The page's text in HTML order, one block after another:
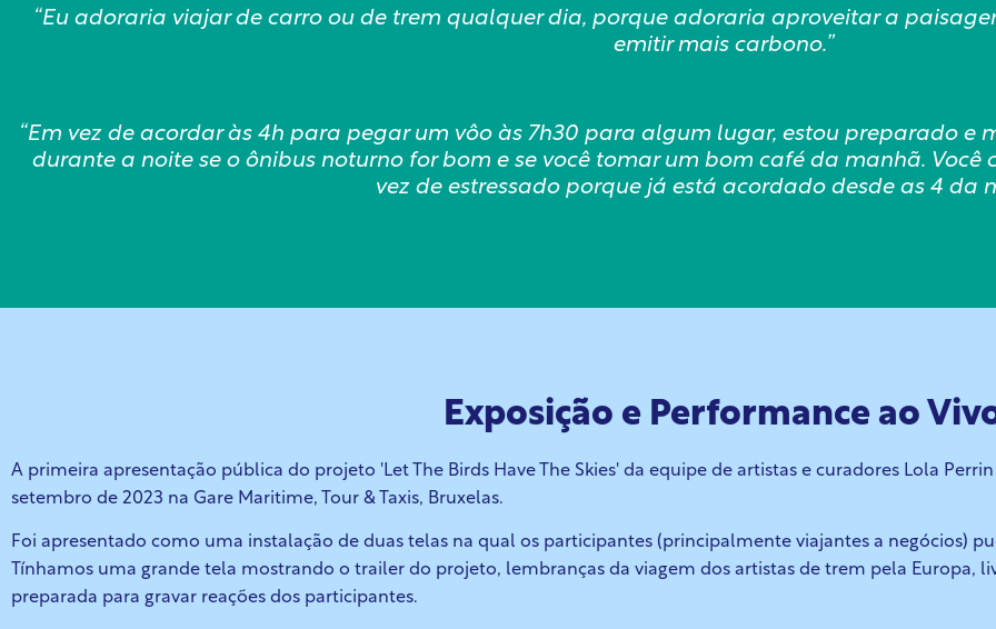
“Eu adoraria viajar de carro ou de trem qualquer dia, porque adoraria aproveitar a
emitir mais carbono.”
“Em vez de acordar às 4h para pegar um vôo às 7h30 para algum lugar, estou preparado e
durante a noite se o ônibus noturno for bom e se você tomar um bom café da manhã.
vez de estressado porque já está acordado desde as 4 da
Exposição e Performance ao
A primeira apresentação pública do projeto 'Let The Birds Have The Skies' da equipe de artistas e curadores Lola
setembro de 2023 na Gare Maritime, Tour & Taxis, Bruxelas.
Foi apresentado como uma instalação de duas telas na qual os participantes (principalmente viajantes a negócios)
Tínhamos uma grande tela mostrando o trailer do projeto, lembranças da viagem dos artistas de trem pela Europa,
preparada para gravar reações dos participantes.